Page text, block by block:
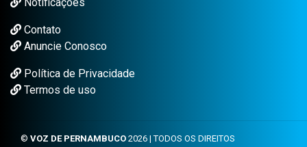
Contato
Anuncie Conosco
Política de Privacidade
Termos de uso
© VOZ DE PERNAMBUCO 2026 | TODOS OS DIREITOS